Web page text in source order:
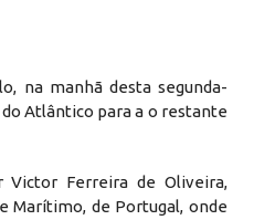
na manhã desta segunda-
Atlântico para a o restante
Ferreira de Oliveira,
Marítimo, de Portugal, onde